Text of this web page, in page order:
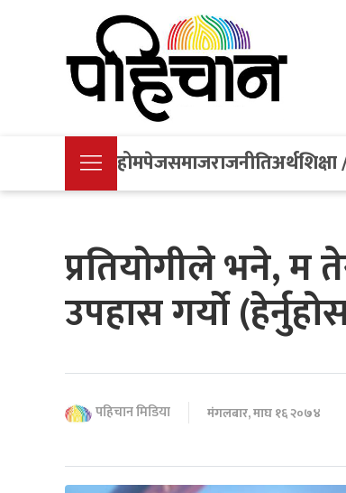
होमपेजसमाजराजनीतिअर्थ
प्रतियोगीले भने, म
उपहास गर्यो
पहिचान मिडिया मंगलबार, माघ १६ २०७४